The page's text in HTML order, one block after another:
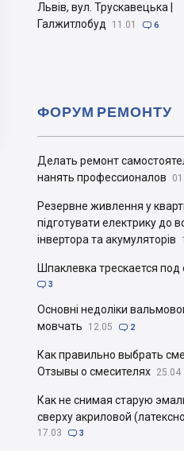
Львів, вул. Трускавецька |
Галжитлобуд
11.01  6
Делать ремонт
нанять профессионалов
Резервне живлення у
підготувати електрику до
інвертора та акумуляторів
Шпаклевка трескается под
 3
Основні недоліки
мовчать
12.05  2
Как правильно выбрать
Отзывы о смесителях 25.04
Как не снимая старую
сверху акриловой
17.03  3
ФОРУМ РЕМОНТУ